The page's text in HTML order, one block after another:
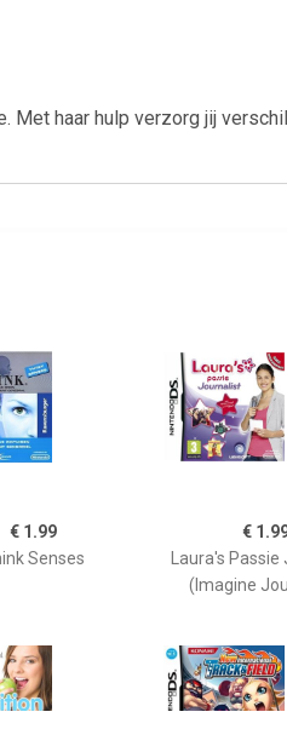
Met haar hulp verzorg jij
€ 1.99
Senses
€
Laura's
(Imagine